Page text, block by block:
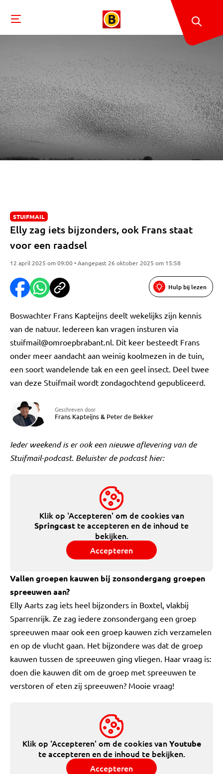
STUIFMAIL
Elly zag iets bijzonders, ook Frans staat
voor een raadsel
12 april 2025 om 09:00 • Aangepast 26 oktober 2025 om 15:58
Hulp bij lezen
Boswachter Frans Kapteijns deelt wekelijks zijn kennis
van de natuur. Iedereen kan vragen insturen via
stuifmail@omroepbrabant.nl. Dit keer besteedt Frans
onder meer aandacht aan weinig koolmezen in de tuin,
een soort wandelende tak en een geel insect. Deel twee
van deze Stuifmail wordt zondagochtend gepubliceerd.
Geschreven door
Frans Kapteijns& Peter de Bekker
Ieder weekend is er ook een nieuwe aflevering van de
Stuifmail-podcast. Beluister de podcast hier:
Klik op 'Accepteren' om de cookies van
Springcast te accepteren en de inhoud te
bekijken.
Accepteren
Vallen groepen kauwen bij zonsondergang groepen
spreeuwen aan?
Elly Aarts zag iets heel bijzonders in Boxtel, vlakbij
Sparrenrijk. Ze zag iedere zonsondergang een groep
spreeuwen maar ook een groep kauwen zich verzamelen
en op de vlucht gaan. Het bijzondere was dat de groep
kauwen tussen de spreeuwen ging vliegen. Haar vraag is:
doen die kauwen dit om de groep met spreeuwen te
verstoren of eten zij spreeuwen? Mooie vraag!
Klik op 'Accepteren' om de cookies vanYoutube
te accepteren en de inhoud te bekijken.
Accepteren